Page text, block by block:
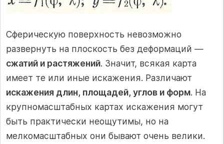
Сферическую поверхность невозможно
развернуть на плоскость без деформаций —
сжатий и растяжений. Значит, всякая карта
имеет те или иные искажения. Различают
искажения длин, площадей, углов и форм. На
крупномасштабных картах искажения могут
быть практически неощутимы, но на
мелкомасштабных они бывают очень велики.